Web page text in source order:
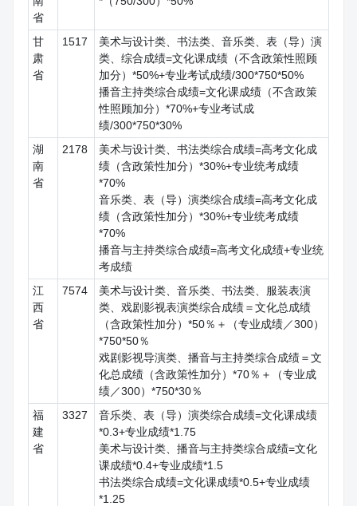
省
甘
肃
省
1517
美术与设计类、书法类、音乐类、表（导）演
类、综合成绩=文化课成绩（不含政策性照顾
加分）*50%+专业考试成绩/300*750*50%
播音主持类综合成绩=文化课成绩（不含政策
性照顾加分）*70%+专业考试成
绩/300*750*30%
湖
南
省
2178
美术与设计类、书法类综合成绩=高考文化成
绩（含政策性加分）*30%+专业统考成绩
*70%
音乐类、表（导）演类综合成绩=高考文化成
绩（含政策性加分）*30%+专业统考成绩
*70%
播音与主持类综合成绩=高考文化成绩+专业统
考成绩
江
西
省
7574
美术与设计类、音乐类、书法类、服装表演
类、戏剧影视表演类综合成绩＝文化总成绩
（含政策性加分）*50％＋（专业成绩／300）
*750*50％
戏剧影视导演类、播音与主持类综合成绩＝文
化总成绩（含政策性加分）*70％＋（专业成
绩／300）*750*30％
福
建
省
3327
音乐类、表（导）演类综合成绩=文化课成绩
*0.3+专业成绩*1.75
美术与设计类、播音与主持类综合成绩=文化
课成绩*0.4+专业成绩*1.5
书法类综合成绩=文化课成绩*0.5+专业成绩
*1.25